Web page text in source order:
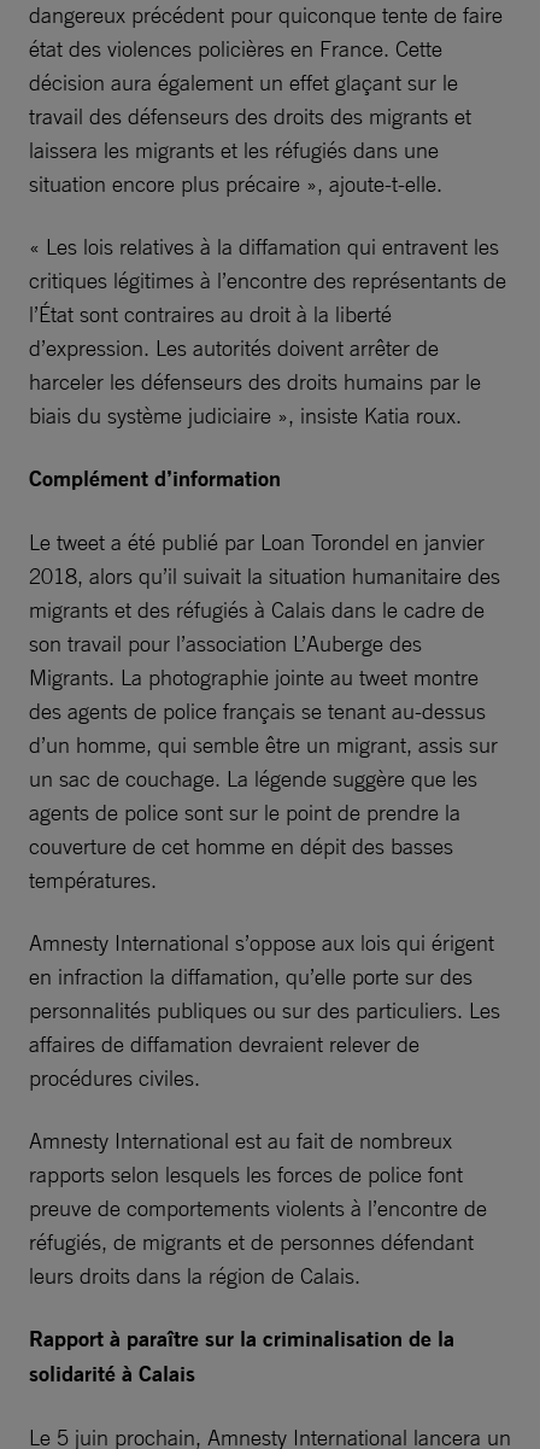
dangereux précédent pour quiconque tente de faire
état des violences policières en France. Cette
décision aura également un effet glaçant sur le
travail des défenseurs des droits des migrants et
laissera les migrants et les réfugiés dans une
situation encore plus précaire », ajoute-t-elle.
« Les lois relatives à la diffamation qui entravent les
critiques légitimes à l’encontre des représentants de
l’État sont contraires au droit à la liberté
d’expression. Les autorités doivent arrêter de
harceler les défenseurs des droits humains par le
biais du système judiciaire », insiste Katia roux.
Complément d’information
Le tweet a été publié par Loan Torondel en janvier
2018, alors qu’il suivait la situation humanitaire des
migrants et des réfugiés à Calais dans le cadre de
son travail pour l’association L’Auberge des
Migrants. La photographie jointe au tweet montre
des agents de police français se tenant au-dessus
d’un homme, qui semble être un migrant, assis sur
un sac de couchage. La légende suggère que les
agents de police sont sur le point de prendre la
couverture de cet homme en dépit des basses
températures.
Amnesty International s’oppose aux lois qui érigent
en infraction la diffamation, qu’elle porte sur des
personnalités publiques ou sur des particuliers. Les
affaires de diffamation devraient relever de
procédures civiles.
Amnesty International est au fait de nombreux
rapports selon lesquels les forces de police font
preuve de comportements violents à l’encontre de
réfugiés, de migrants et de personnes défendant
leurs droits dans la région de Calais.
Rapport à paraître sur la criminalisation de la
solidarité à Calais
Le 5 juin prochain, Amnesty International lancera un